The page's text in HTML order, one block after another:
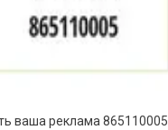
ваша реклама 865110005